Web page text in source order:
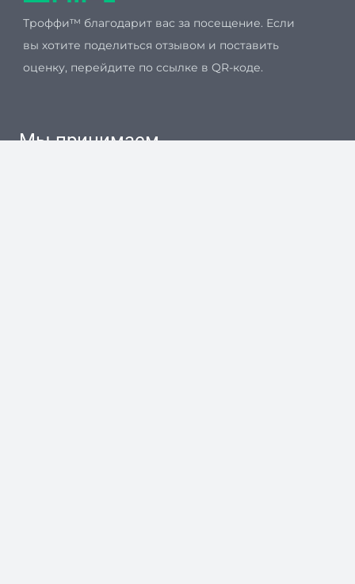
Троффи™ благодарит вас за посещение. Если
вы хотите поделиться отзывом и поставить
оценку, перейдите по ссылке в QR-коде.
Мы принимаем